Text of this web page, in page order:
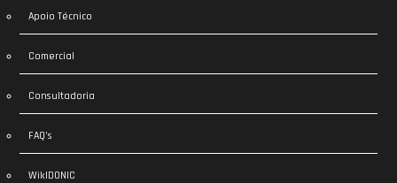
Apoio Técnico
Comercial
Consultadoria
FAQ’s
WikIDONIC